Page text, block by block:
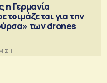
η Γερμανία
για την
των drones